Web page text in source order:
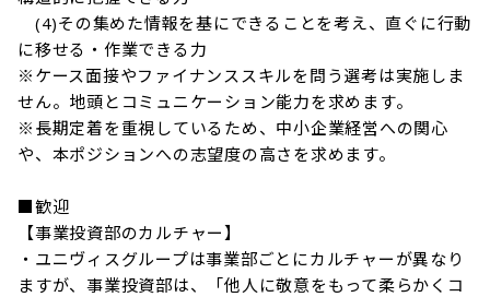
(4)その集めた情報を基にできることを考え、直ぐに行動
に移せる・作業できる力
※ケース面接やファイナンススキルを問う選考は実施しま
せん。地頭とコミュニケーション能力を求めます。
※長期定着を重視しているため、中小企業経営への関心
や、本ポジションへの志望度の高さを求めます。
■歓迎
【事業投資部のカルチャー】
・ユニヴィスグループは事業部ごとにカルチャーが異なり
ますが、事業投資部は、「他人に敬意をもって柔らかくコ